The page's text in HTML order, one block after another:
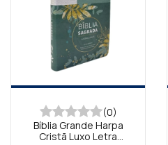
(0)
Bíblia Grande Harpa
Cristã Luxo Letra